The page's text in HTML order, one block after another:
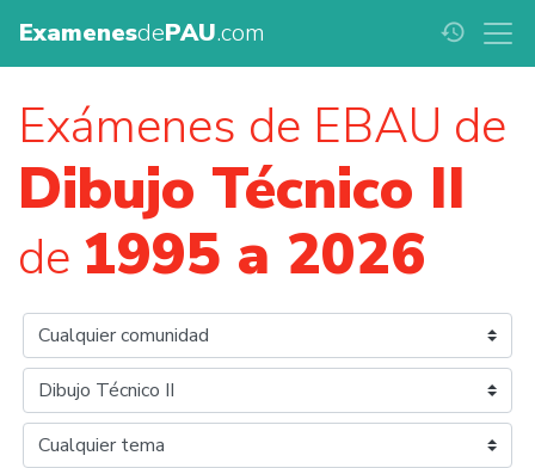
ExamenesdePAU.com history
Exámenes de EBAU de
Dibujo Técnico II
de 1995 a 2026